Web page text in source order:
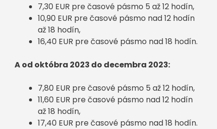
7,30 EUR pre časové pásmo 5 až 12 hodín,
10,90 EUR pre časové pásmo nad 12 hodín
až 18 hodín,
16,40 EUR pre časové pásmo nad 18 hodín.
A od októbra 2023 do decembra 2023:
7,80 EUR pre časové pásmo 5 až 12 hodín,
11,60 EUR pre časové pásmo nad 12 hodín
až 18 hodín,
17,40 EUR pre časové pásmo nad 18 hodín.